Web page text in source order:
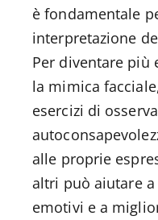
è fondamentale
interpretazione
Per diventare più
la mimica
esercizi di
alle proprie
altri può aiutare
emotivi e a